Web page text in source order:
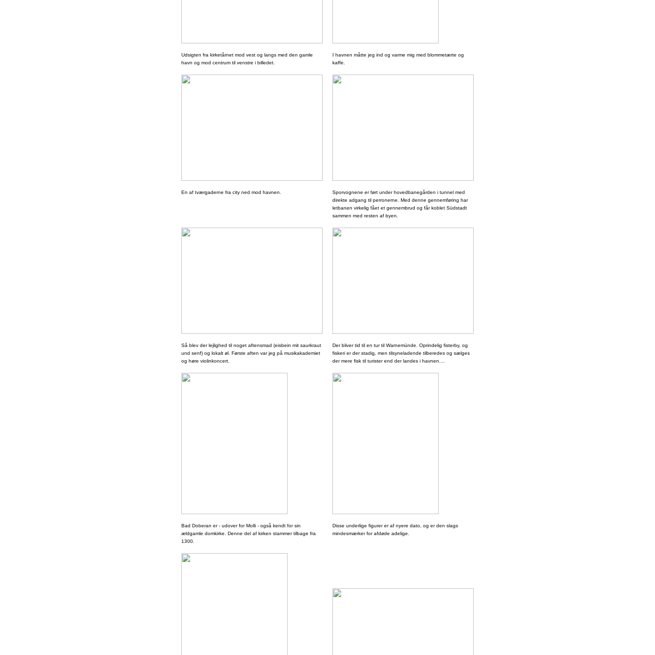
Udsigten fra kirketårnet mod vest og langs med den gamle
havn og mod centrum til venstre i billedet.
I havnen måtte jeg ind og varme mig med blommetærte og
kaffe.
En af tværgaderne fra city ned mod havnen.
Sporvognene er ført under hovedbanegården i tunnel med
direkte adgang til perronerne. Med denne gennemføring har
letbanen virkelig fået et gennembrud og får koblet Südstadt
sammen med resten af byen.
Så blev der lejlighed til noget aftensmad (eisbein mit saurkraut
und senf) og lokalt øl. Første aften var jeg på musikakademiet
og høre violinkoncert.
Der bliver tid til en tur til Warnemünde. Oprindelig fisterby, og
fiskeri er der stadig, men tilsyneladende tilberedes og sælges
der mere fisk til turister end der landes i havnen....
Bad Doberan er - udover for Molli - også kendt for sin
ældgamle domkirke. Denne del af kirken stammer tilbage fra
1300.
Disse underlige figurer er af nyere dato, og er den slags
mindesmærker for afdøde adelige.